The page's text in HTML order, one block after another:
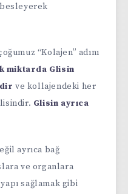
“Kolajen” adını
miktarda Glisin
ve kollajendeki her
Glisin ayrıca
ayrıca bağ
ve organlara
sağlamak gibi